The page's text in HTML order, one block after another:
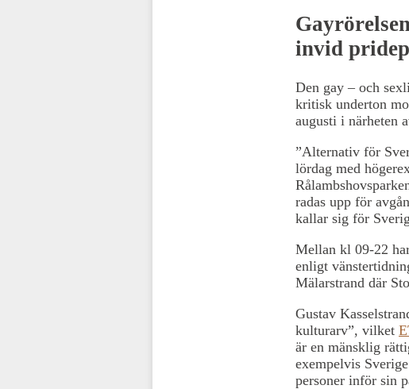
invid
Den gay – och
kritisk underton
augusti i närheten
”Alternativ för
lördag med
radas upp för
kallar sig för
Mellan kl 09-22
enligt
Mälarstrand där
Gustav
kulturarv”, vilket
är en mänsklig
exempelvis
personer inför sin